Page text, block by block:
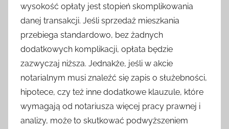
wysokość opłaty jest stopień skomplikowania
danej transakcji. Jeśli sprzedaż mieszkania
przebiega standardowo, bez żadnych
dodatkowych komplikacji, opłata będzie
zazwyczaj niższa. Jednakże, jeśli w akcie
notarialnym musi znaleźć się zapis o służebności,
hipotece, czy też inne dodatkowe klauzule, które
wymagają od notariusza więcej pracy prawnej i
analizy, może to skutkować podwyższeniem